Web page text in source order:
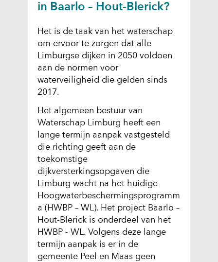
in Baarlo – Hout-Blerick?
Het is de taak van het waterschap
om ervoor te zorgen dat alle
Limburgse dijken in 2050 voldoen
aan de normen voor
waterveiligheid die gelden sinds
2017.
Het algemeen bestuur van
Waterschap Limburg heeft een
lange termijn aanpak vastgesteld
die richting geeft aan de
toekomstige
dijkversterkingsopgaven die
Limburg wacht na het huidige
Hoogwaterbeschermingsprogramm
a (HWBP – WL). Het project Baarlo –
Hout-Blerick is onderdeel van het
HWBP - WL. Volgens deze lange
termijn aanpak is er in de
gemeente Peel en Maas geen